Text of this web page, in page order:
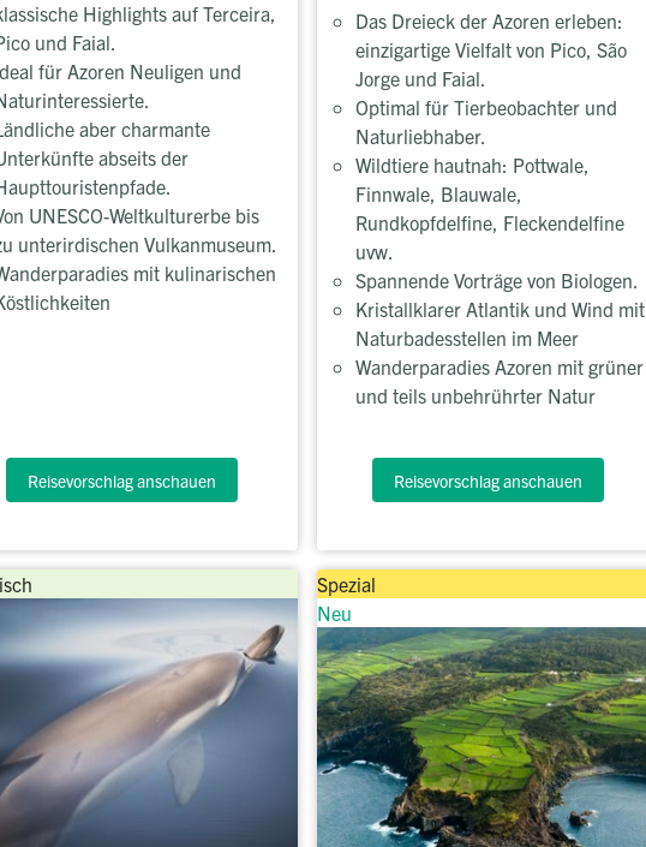
Highlights auf Terceira,
und Faial.
für Azoren Neuligen und
aber charmante
abseits der
UNESCO-Weltkulturerbe bis
unterirdischen Vulkanmuseum.
mit kulinarischen
Reisevorschlag anschauen
Das Dreieck der Azoren erleben:
einzigartige Vielfalt von Pico, São
Jorge und Faial.
Optimal für Tierbeobachter und
Naturliebhaber.
Wildtiere hautnah: Pottwale,
Finnwale, Blauwale,
Rundkopfdelfine, Fleckendelfine
uvw.
Spannende Vorträge von Biologen.
Kristallklarer Atlantik und Wind mit
Naturbadesstellen im Meer
Wanderparadies Azoren mit grüner
und teils unbehrührter Natur
Reisevorschlag anschauen
Spezial
Neu